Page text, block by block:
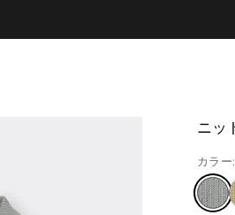
ニッ
カラ